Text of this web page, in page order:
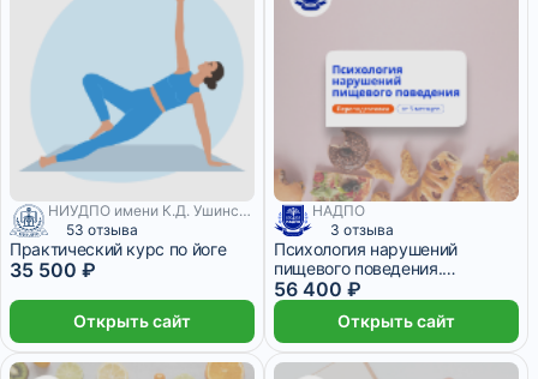
НИУДПО имени К.Д. Ушинского
53 отзыва
Практический курс по йоге
35 500 ₽
Открыть сайт
НАДПО
3 отзыва
Психология нарушений
пищевого поведения.
Переподготовка
56 400 ₽
Открыть сайт